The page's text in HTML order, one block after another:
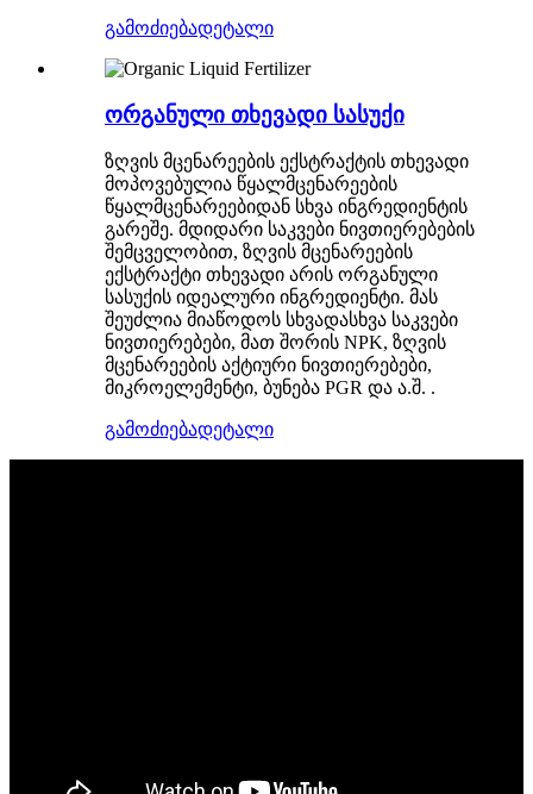
გამოძიებადეტალი
ორგანული თხევადი სასუქი
ზღვის მცენარეების ექსტრაქტის თხევადი
მოპოვებულია წყალმცენარეების
წყალმცენარეებიდან სხვა ინგრედიენტის
გარეშე. მდიდარი საკვები ნივთიერებების
შემცველობით, ზღვის მცენარეების
ექსტრაქტი თხევადი არის ორგანული
სასუქის იდეალური ინგრედიენტი. მას
შეუძლია მიაწოდოს სხვადასხვა საკვები
ნივთიერებები, მათ შორის NPK, ზღვის
მცენარეების აქტიური ნივთიერებები,
მიკროელემენტი, ბუნება PGR და ა.შ. .
გამოძიებადეტალი